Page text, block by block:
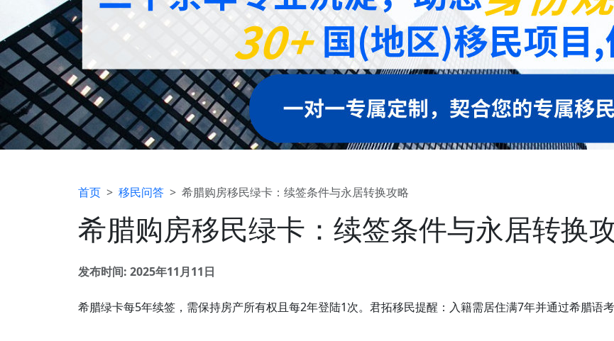
首页 移民问答 希腊购房移民绿卡：续签条件与永居转换攻略
希腊购房移民绿卡：续签条件与永居转换
发布时间: 2025年11月11日
希腊绿卡每5年续签，需保持房产所有权且每2年登陆1次。君拓移民提醒：入籍需居住满7年并通过希腊语